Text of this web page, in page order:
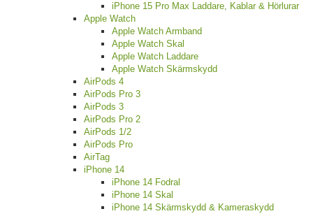
iPhone 15 Pro Max Laddare, Kablar & Hörlurar
Apple Watch
Apple Watch Armband
Apple Watch Skal
Apple Watch Laddare
Apple Watch Skärmskydd
AirPods 4
AirPods Pro 3
AirPods 3
AirPods Pro 2
AirPods 1/2
AirPods Pro
AirTag
iPhone 14
iPhone 14 Fodral
iPhone 14 Skal
iPhone 14 Skärmskydd & Kameraskydd